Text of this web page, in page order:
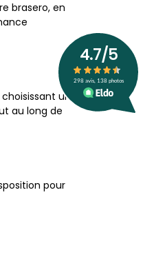
brasero, en
un
au long de
pour